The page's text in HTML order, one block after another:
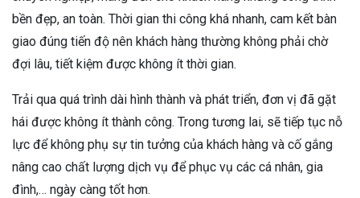
bền đẹp, an toàn. Thời gian thi công khá nhanh, cam kết bàn
giao đúng tiến độ nên khách hàng thường không phải chờ
đợi lâu, tiết kiệm được không ít thời gian.
Trải qua quá trình dài hình thành và phát triển, đơn vị đã gặt
hái được không ít thành công. Trong tương lai, sẽ tiếp tục nỗ
lực để không phụ sự tin tưởng của khách hàng và cố gắng
nâng cao chất lượng dịch vụ để phục vụ các cá nhân, gia
đình,… ngày càng tốt hơn.